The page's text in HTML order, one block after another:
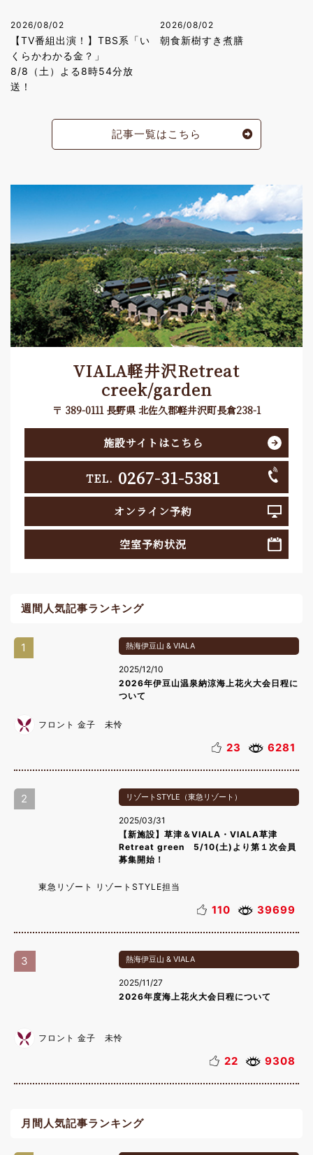
2026/08/02
【TV番組出演！】TBS系「い
くらかわかる金？」
8/8（土）よる8時54分放
送！
2026/08/02
朝食新樹すき煮膳
記事一覧はこちら
VIALA軽井沢Retreat
creek/garden
〒 389-0111 長野県 北佐久郡軽井沢町長倉238-1
施設サイトはこちら
TEL. 0267-31-5381
オンライン予約
空室予約状況
週間人気記事ランキング
1 熱海伊豆山 & VIALA
2025/12/10
2026年伊豆山温泉納涼海上花火大会日程に
ついて
フロント 金子 未怜
23 6281
2 リゾートSTYLE（東急リゾート）
2025/03/31
【新施設】草津＆VIALA・VIALA草津
Retreat green 5/10(土)より第１次会員
募集開始！
東急リゾート リゾートSTYLE担当
110 39699
3 熱海伊豆山 & VIALA
2025/11/27
2026年度海上花火大会日程について
フロント 金子 未怜
22 9308
月間人気記事ランキング